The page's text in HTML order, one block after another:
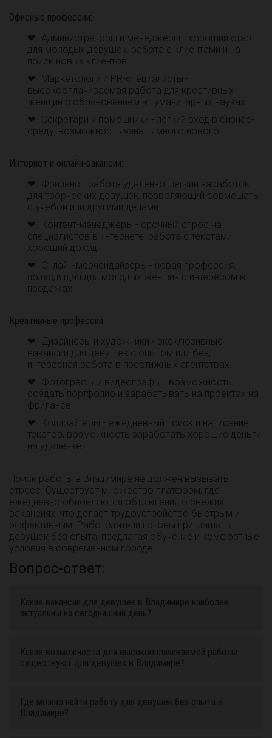
Офисные профессии:
Администраторы и менеджеры - хороший старт
для молодых девушек, работа с клиентами и на
поиск новых клиентов.
Маркетологи и PR-специалисты -
высокооплачиваемая работа для креативных
женщин с образованием в гуманитарных науках.
Секретари и помощники - легкий вход в бизнес-
среду, возможность узнать много нового.
Интернет и онлайн-вакансии:
Фриланс - работа удаленно, легкий заработок
для творческих девушек, позволяющий совмещать
с учебой или другими делами.
Контент-менеджеры - срочный спрос на
специалистов в интернете, работа с текстами,
хороший доход.
Онлайн-мерчендайзеры - новая профессия,
подходящая для молодых женщин с интересом в
продажах.
Креативные профессии:
Дизайнеры и художники - эксклюзивные
вакансии для девушек с опытом или без,
интересная работа в престижных агентствах.
Фотографы и видеографы - возможность
создать портфолио и зарабатывать на проектах на
фрилансе.
Копирайтеры - ежедневный поиск и написание
текстов, возможность заработать хорошие деньги
на удаленке.
Поиск работы в Владимире не должен вызывать
стресс. Существует множество платформ, где
ежедневно обновляются объявления о свежих
вакансиях, что делает трудоустройство быстрым и
эффективным. Работодатели готовы приглашать
девушек без опыта, предлагая обучение и комфортные
условия в современном городе.
Вопрос-ответ:
Какие вакансии для девушек в Владимире наиболее
актуальны на сегодняшний день?
Какие возможности для высокооплачиваемой работы
существуют для девушек в Владимире?
Где можно найти работу для девушек без опыта в
Владимире?